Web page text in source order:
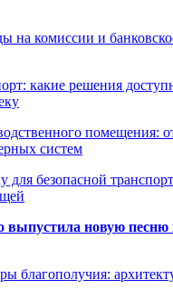
на комиссии и
какие решения
помещения:
систем
для безопасной
выпустила новую
благополучия: